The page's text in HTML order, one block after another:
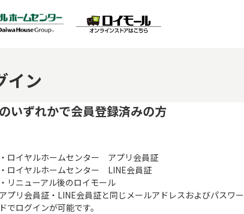
イン
いずれかで会員登録済みの方
・ロイヤルホームセンター アプリ会員証
・ロイヤルホームセンター LINE会員証
・リニューアル後のロイモール
アプリ会員証・LINE会員証と同じメールアドレスおよびパスワー
ドでログインが可能です。